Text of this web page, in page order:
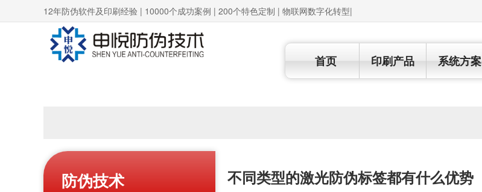
12年防伪软件及印刷经验 | 10000个成功案例 | 200个特色定制 | 物联网数字化转型|
系统方案
印刷产品
首页
防伪技术 不同类型的激光防伪标签都有什么优势